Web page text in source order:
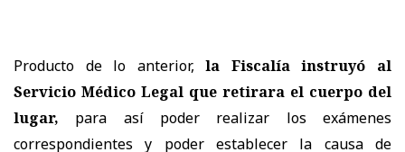
Producto de lo anterior,la Fiscalíainstruyó al
Servicio Médico Legal que retirara el cuerpo del
lugar, para así poder realizar los exámenes
correspondientes y poder establecer la causa de